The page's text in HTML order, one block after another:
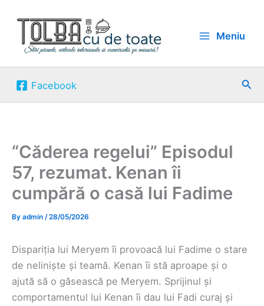
content
Meniu
Facebook
“Căderea regelui” Episodul
57, rezumat. Kenan îi
cumpără o casă lui Fadime
By admin /28/05/2026
Dispariția lui Meryem îi provoacă lui Fadime o stare
de neliniște și teamă. Kenan îi stă aproape și o
ajută să o găsească pe Meryem. Sprijinul și
comportamentul lui Kenan îi dau lui Fadi curaj și